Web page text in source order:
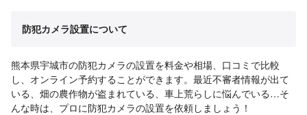
防犯カメラ設置について
熊本県宇城市の防犯カメラの設置を料金や相場、口コミで比較
し、オンライン予約することができます。最近不審者情報が出て
いる、畑の農作物が盗まれている、車上荒らしに悩んでいる…そ
んな時は、プロに防犯カメラの設置を依頼しましょう！